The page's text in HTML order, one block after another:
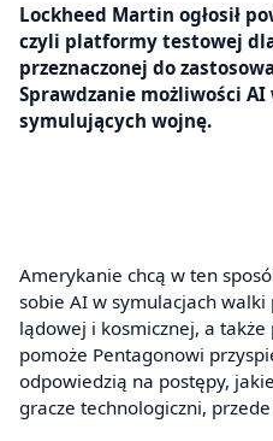
Lockheed Martin ogłosił
czyli platformy testowej
przeznaczonej do
Sprawdzanie możliwości
symulujących wojnę.
Amerykanie chcą w ten
sobie AI w symulacjach
lądowej i kosmicznej, a
pomoże Pentagonowi
odpowiedzią na postępy,
gracze technologiczni,